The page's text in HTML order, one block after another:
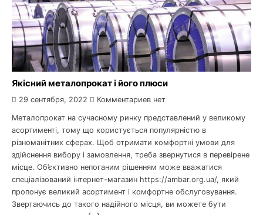
Якісний металопрокат і його плюси
29 сентября, 2022 Комментариев нет
Металопрокат на сучасному ринку представлений у великому
асортименті, тому що користується популярністю в
різноманітних сферах. Щоб отримати комфортні умови для
здійснення вибору і замовлення, треба звернутися в перевірене
місце. Об’єктивно непоганим рішенням може вважатися
спеціалізований інтернет-магазин https://ambar.org.ua/, який
пропонує великий асортимент і комфортне обслуговування.
Звертаючись до такого надійного місця, ви можете бути